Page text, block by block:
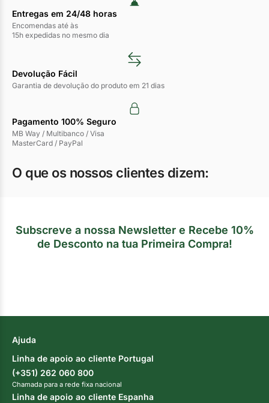
Entregas em 24/48 horas​
Encomendas até às
15h expedidas no mesmo dia
Devolução Fácil
Garantia de devolução do produto em 21 dias
Pagamento 100% Seguro
MB Way / Multibanco / Visa
MasterCard / PayPal
O que os nossos clientes dizem:
Subscreve a nossa Newsletter e Recebe 10%
de Desconto na tua Primeira Compra!
Ajuda
Linha de apoio ao cliente Portugal
(+351) 262 060 800
Chamada para a rede fixa nacional
Linha de apoio ao cliente Espanha